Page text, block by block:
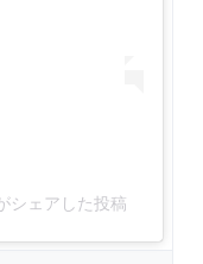
シェアした投稿